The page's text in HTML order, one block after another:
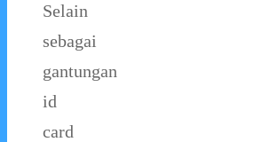
Selain
sebagai
gantungan
id
card